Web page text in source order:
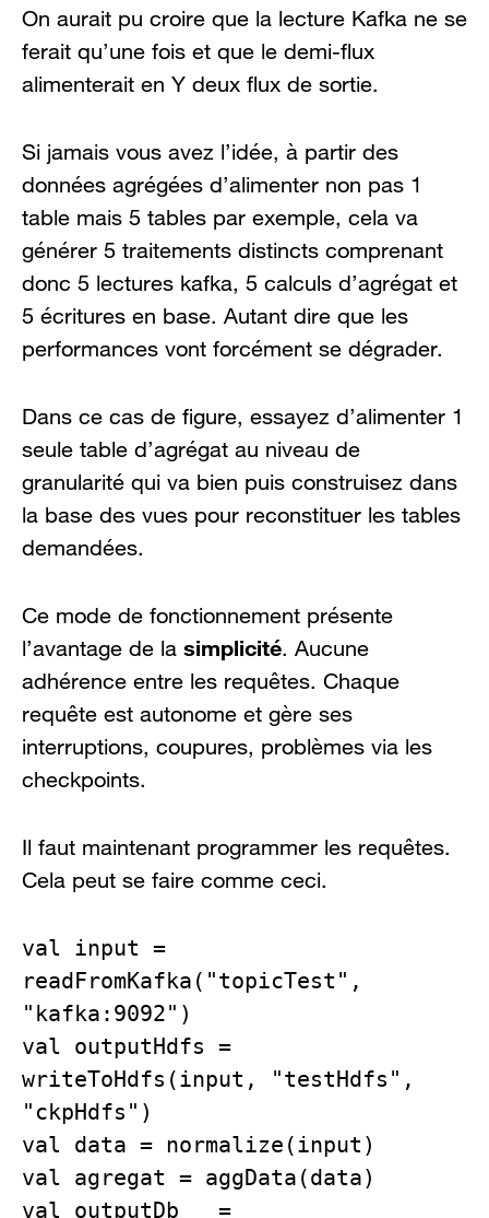
On aurait pu croire que la lecture Kafka ne se
ferait qu’une fois et que le demi-flux
alimenterait en Y deux flux de sortie.
Si jamais vous avez l’idée, à partir des
données agrégées d’alimenter non pas 1
table mais 5 tables par exemple, cela va
générer 5 traitements distincts comprenant
donc 5 lectures kafka, 5 calculs d’agrégat et
5 écritures en base. Autant dire que les
performances vont forcément se dégrader.
Dans ce cas de figure, essayez d’alimenter 1
seule table d’agrégat au niveau de
granularité qui va bien puis construisez dans
la base des vues pour reconstituer les tables
demandées.
Ce mode de fonctionnement présente
l’avantage de la simplicité. Aucune
adhérence entre les requêtes. Chaque
requête est autonome et gère ses
interruptions, coupures, problèmes via les
checkpoints.
Il faut maintenant programmer les requêtes.
Cela peut se faire comme ceci.
val input =
readFromKafka("topicTest",
"kafka:9092")
val outputHdfs =
writeToHdfs(input, "testHdfs",
"ckpHdfs")
val data = normalize(input)
val agregat = aggData(data)
val outputDb   =